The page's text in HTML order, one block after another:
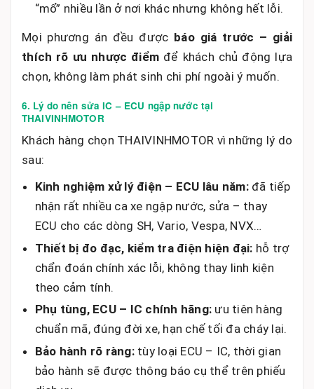
“mổ” nhiều lần ở nơi khác nhưng không hết lỗi.
Mọi phương án đều được báo giá trước – giải
thích rõ ưu nhược điểm để khách chủ động lựa
chọn, không làm phát sinh chi phí ngoài ý muốn.
6. Lý do nên sửa IC – ECU ngập nước tại
THAIVINHMOTOR
Khách hàng chọn THAIVINHMOTOR vì những lý do
sau:
Kinh nghiệm xử lý điện – ECU lâu năm:đã tiếp
nhận rất nhiều ca xe ngập nước, sửa – thay
ECU cho các dòng SH, Vario, Vespa, NVX…
Thiết bị đo đạc, kiểm tra điện hiện đại: hỗ trợ
chẩn đoán chính xác lỗi, không thay linh kiện
theo cảm tính.
Phụ tùng, ECU – IC chính hãng: ưu tiên hàng
chuẩn mã, đúng đời xe, hạn chế tối đa cháy lại.
Bảo hành rõ ràng:tùy loại ECU – IC, thời gian
bảo hành sẽ được thông báo cụ thể trên phiếu